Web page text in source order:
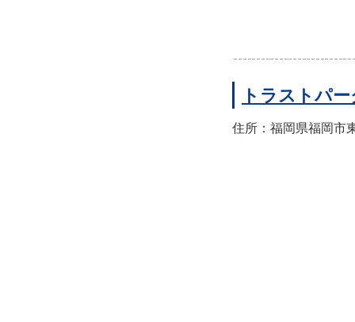
トラストパ
住所：福岡県福岡市